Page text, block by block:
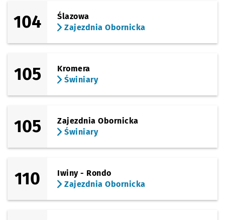
Bezpieczna
Paprotna NŻPrzystanek na życzenie Sprawdź
Paprotna
Zajezdnia Obornicka
104
Ślazowa
Zajezdnia Obornicka
105
Kromera
Świniary
105
Zajezdnia Obornicka
Świniary
110
Iwiny - Rondo
Zajezdnia Obornicka